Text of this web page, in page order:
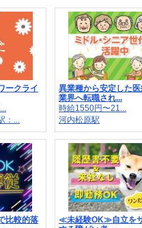
ークライ
：...
異業種から安定した
業界へ転職され...
時給1550円〜21...
河内松原駅
比較的落
≪未経験OK≫自立を